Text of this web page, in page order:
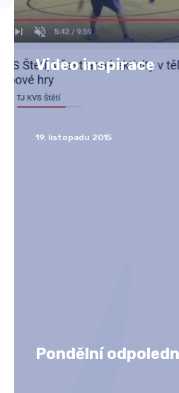
Video inspirace
19. listopadu 2015
Pondělní